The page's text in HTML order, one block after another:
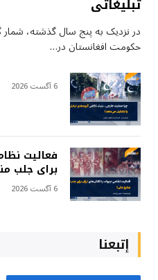
تبلیغاتی
در نزدیک به پنج سال گذشته،
حکومت افغانستان در…
6 آگست 2026
فعالیت
برای جلب
6 آگست 2026
إتبعنا